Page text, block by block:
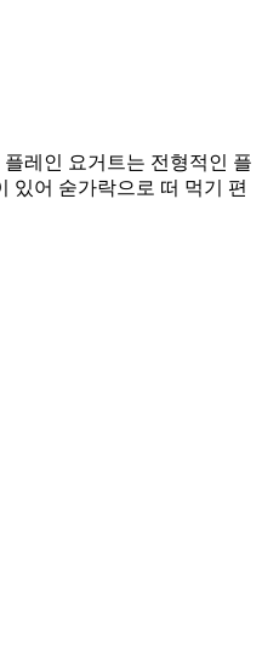
레인 요거트는 전형적인 플
있어 숟가락으로 떠 먹기 편